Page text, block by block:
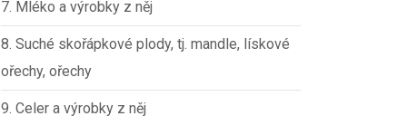
7. Mléko a výrobky z něj
8. Suché skořápkové plody, tj. mandle, lískové
ořechy, ořechy
9. Celer a výrobky z něj